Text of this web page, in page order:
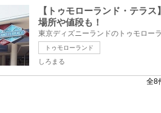
【トゥモローランド・テラ
場所や値段も！
トゥモローランド
しろまる
全8